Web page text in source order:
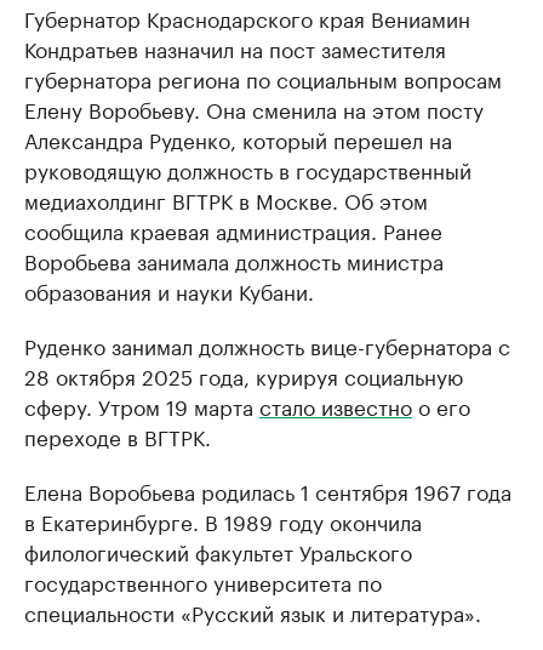
Губернатор Краснодарского края Вениамин
Кондратьев назначил на пост заместителя
губернатора региона по социальным вопросам
Елену Воробьеву. Она сменила на этом посту
Александра Руденко, который перешел на
руководящую должность в государственный
медиахолдинг ВГТРК в Москве. Об этом
сообщила краевая администрация. Ранее
Воробьева занимала должность министра
образования и науки Кубани.
Руденко занимал должность вице-губернатора с
28 октября 2025 года, курируя социальную
сферу. Утром 19 марта стало известноо его
переходе в ВГТРК.
Елена Воробьева родилась 1 сентября 1967 года
в Екатеринбурге. В 1989 году окончила
филологический факультет Уральского
государственного университета по
специальности «Русский язык и литература».